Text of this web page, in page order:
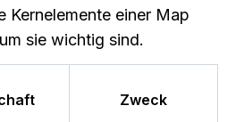
Kernelemente einer Map
sie wichtig sind.
Zweck